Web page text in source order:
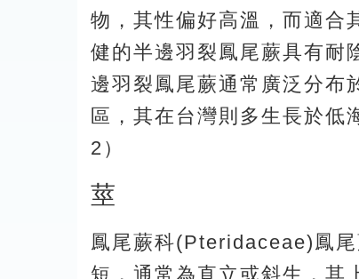
物，其性偏好高溫，而適合
健的半邊羽裂鳳尾蕨具有耐
邊羽裂鳳尾蕨通常廣泛分布
區，其在台灣則多生長於低
2）
莖
鳳尾蕨科(Pteridaceae)鳳
短，通常為直立或斜生，其